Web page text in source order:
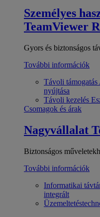
Személyes
TeamViewer
Gyors és biztonságos
További információk
Távoli támogatás
nyújtása
Távoli kezelés
Csomagok és árak
Nagyvállalat
Biztonságos
További információk
Informatikai
integrált